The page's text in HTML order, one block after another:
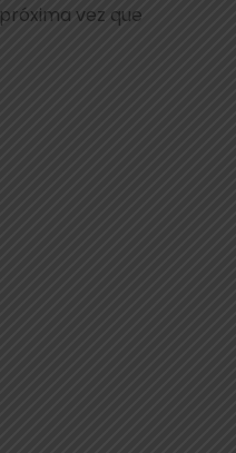
vez que